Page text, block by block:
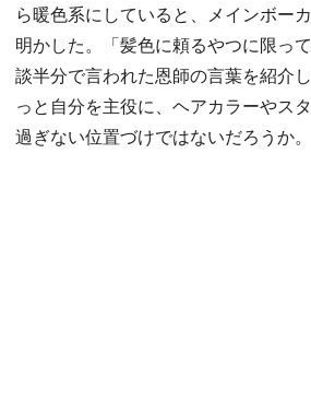
ら暖色系にしていると、メインボー
明かした。「髪色に頼るやつに限っ
談半分で言われた恩師の言葉を紹介
っと自分を主役に、ヘアカラーやス
過ぎない位置づけではないだろうか。